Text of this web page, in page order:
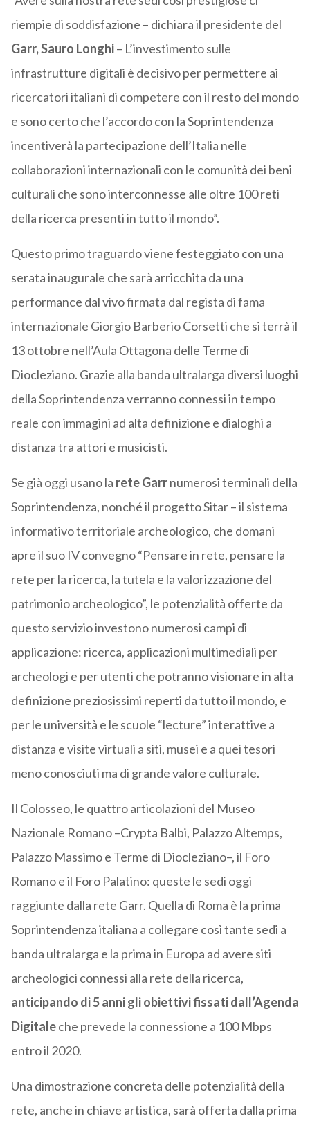
riempie di soddisfazione – dichiara il presidente del
Garr, Sauro Longhi– L’investimento sulle
infrastrutture digitali è decisivo per permettere ai
ricercatori italiani di competere con il resto del mondo
e sono certo che l’accordo con la Soprintendenza
incentiverà la partecipazione dell’Italia nelle
collaborazioni internazionali con le comunità dei beni
culturali che sono interconnesse alle oltre 100 reti
della ricerca presenti in tutto il mondo”.
Questo primo traguardo viene festeggiato con una
serata inaugurale che sarà arricchita da una
performance dal vivo firmata dal regista di fama
internazionale Giorgio Barberio Corsetti che si terrà il
13 ottobre nell’Aula Ottagona delle Terme di
Diocleziano. Grazie alla banda ultralarga diversi luoghi
della Soprintendenza verranno connessi in tempo
reale con immagini ad alta definizione e dialoghi a
distanza tra attori e musicisti.
Se già oggi usano la rete Garrnumerosi terminali della
Soprintendenza, nonché il progetto Sitar – il sistema
informativo territoriale archeologico, che domani
apre il suo IV convegno “Pensare in rete, pensare la
rete per la ricerca, la tutela e la valorizzazione del
patrimonio archeologico”, le potenzialità offerte da
questo servizio investono numerosi campi di
applicazione: ricerca, applicazioni multimediali per
archeologi e per utenti che potranno visionare in alta
definizione preziosissimi reperti da tutto il mondo, e
per le università e le scuole “lecture” interattive a
distanza e visite virtuali a siti, musei e a quei tesori
meno conosciuti ma di grande valore culturale.
Il Colosseo, le quattro articolazioni del Museo
Nazionale Romano –Crypta Balbi, Palazzo Altemps,
Palazzo Massimo e Terme di Diocleziano–, il Foro
Romano e il Foro Palatino: queste le sedi oggi
raggiunte dalla rete Garr. Quella di Roma è la prima
Soprintendenza italiana a collegare così tante sedi a
banda ultralarga e la prima in Europa ad avere siti
archeologici connessi alla rete della ricerca,
anticipando di 5 anni gli obiettivi fissati dall’Agenda
Digitaleche prevede la connessione a 100 Mbps
entro il 2020.
Una dimostrazione concreta delle potenzialità della
rete, anche in chiave artistica, sarà offerta dalla prima